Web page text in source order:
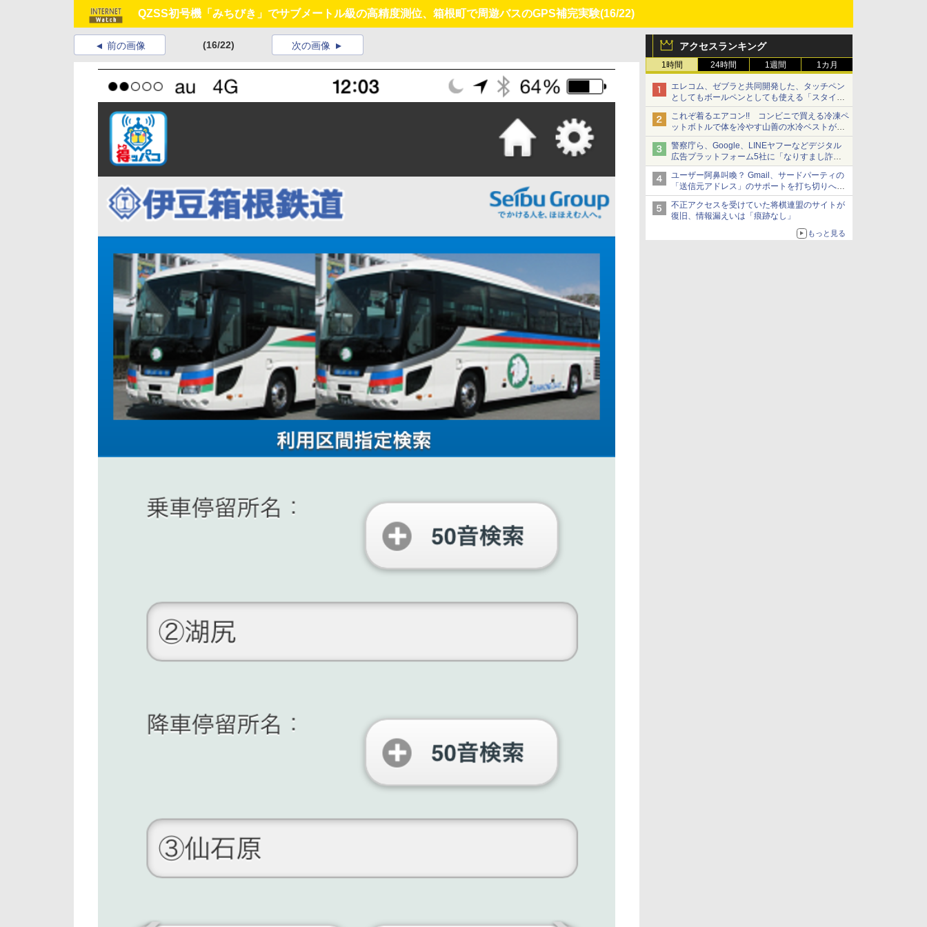
QZSS初号機「みちびき」でサブメートル級の高精度測位、箱根町で周遊バスのGPS補完実験(16/22)
アクセスランキング
1時間 24時間 1週間 1カ月
エレコム、ゼブラと共同開発した、タッチペン
としてもボールペンとしても使える「スタイラ
スツーウェイ」発売 iPadにも紙にも、持ち替
えずに書き込める
これぞ着るエアコン!! コンビニで買える冷凍ペ
ットボトルで体を冷やす山善の水冷ベストがロ
ードバイクにちょうどいい【ぼっち・ざ・ろー
ど！その14】【空いた時間でなにしてる？】
警察庁ら、Google、LINEヤフーなどデジタル
広告プラットフォーム5社に「なりすまし詐欺
広告」対策強化を要請 著名人の写真や映像を
使った投資詐欺などへの対策として
ユーザー阿鼻叫喚？ Gmail、サードパーティの
「送信元アドレス」のサポートを打ち切りへ
【やじうまWatch】
不正アクセスを受けていた将棋連盟のサイトが
復旧、情報漏えいは「痕跡なし」
もっと見る
前の画像 (16/22) 次の画像